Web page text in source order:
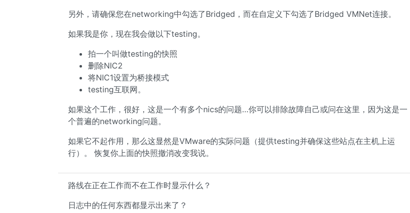
另外，请确保您在networking中勾选了Bridged，而在自定义下勾选了Bridged VMNet连接。
如果我是你，现在我会做以下testing。
拍一个叫做testing的快照
删除NIC2
将NIC1设置为桥接模式
testing互联网。
如果这个工作，很好，这是一个有多个nics的问题…你可以排除故障自己或问在这里，因为这是一
个普遍的networking问题。
如果它不起作用，那么这显然是VMware的实际问题（提供testing并确保这些站点在主机上运
行）。 恢复你上面的快照撤消改变我说。
路线在正在工作而不在工作时显示什么？
日志中的任何东西都显示出来了？